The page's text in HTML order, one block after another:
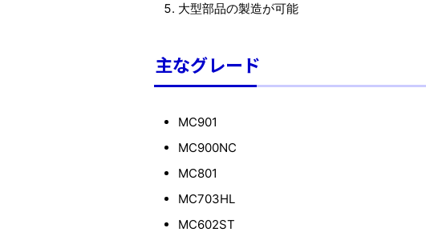
大型部品の製造が可能
主なグレード
MC901
MC900NC
MC801
MC703HL
MC602ST